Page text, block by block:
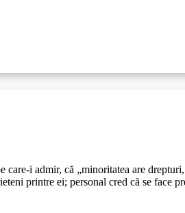
i admir, că „minoritatea are
printre ei; personal cred că se face